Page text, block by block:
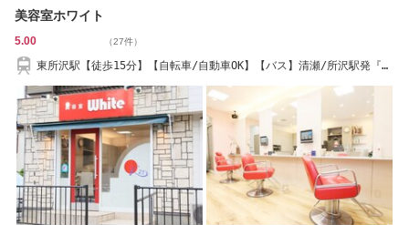
美容室ホワイト
5.00 （27件）
東所沢駅【徒歩15分】【自転車/自動車OK】【バス】清瀬/所沢駅発『西